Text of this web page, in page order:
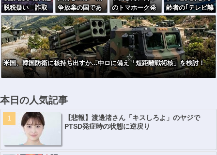
脱税疑い 詐取
金で競艇か、国
税当局
争放棄の国であ
り続けよう」←
この投稿が話題
に
のトマホーク発
射実験に効きま
くってしまうｗ
ｗｗｗｗ
齢者の｢テレビ離
れ｣が始まった…
米国、韓国防衛に核持ち出すか…中ロに備え「短距離戦術核」を検討！
本日の人気記事
【悲報】渡邊渚さん「キスしろよ」のヤジで
PTSD発症時の状態に逆戻り